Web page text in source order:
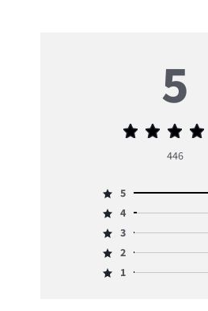
5
Średnia
5
446
Ocena
5,
ilość
głosów
5
Ocena
4,
ilość
głosów
4
Ocena
3,
ilość
3
Ocena
2,
2
Ocena
1